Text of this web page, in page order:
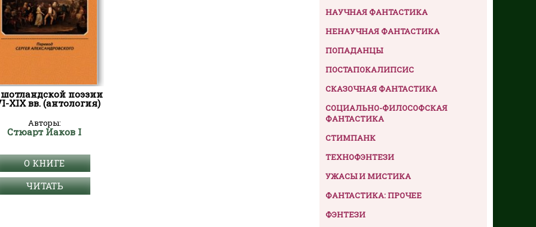
поэзии
XIX вв. (антология)
Авторы:
Стюарт Иаков I
О КНИГЕ
ЧИТАТЬ
НАУЧНАЯ ФАНТАСТИКА
НЕНАУЧНАЯ ФАНТАСТИКА
ПОПАДАНЦЫ
ПОСТАПОКАЛИПСИС
СКАЗОЧНАЯ ФАНТАСТИКА
СОЦИАЛЬНО-ФИЛОСОФСКАЯ
ФАНТАСТИКА
СТИМПАНК
ТЕХНОФЭНТЕЗИ
УЖАСЫ И МИСТИКА
ФАНТАСТИКА: ПРОЧЕЕ
ФЭНТЕЗИ